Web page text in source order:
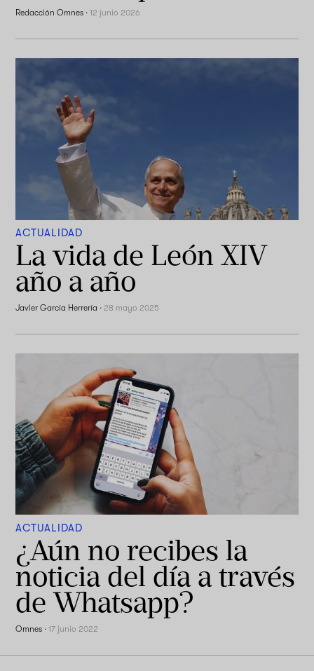
Redacción Omnes ·12 junio 2026
ACTUALIDAD
La vida de León XIV
año a año
Javier García Herrería ·28 mayo 2025
ACTUALIDAD
¿Aún no recibes la
noticia del día a través
de Whatsapp?
Omnes ·17 junio 2022